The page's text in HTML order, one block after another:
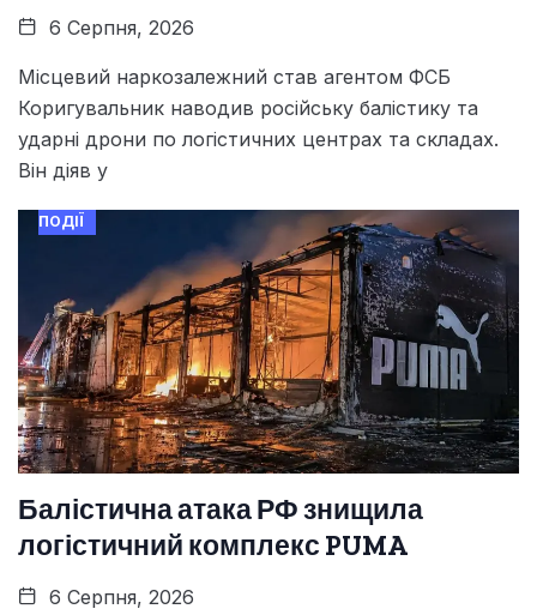
6 Серпня, 2026
Місцевий наркозалежний став агентом ФСБ
Коригувальник наводив російську балістику та
ударні дрони по логістичних центрах та складах.
Він діяв у
ПОДІЇ
Балістична атака РФ знищила
логістичний комплекс PUMA
6 Серпня, 2026